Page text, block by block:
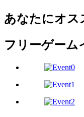
あなたにオス
フリーゲーム